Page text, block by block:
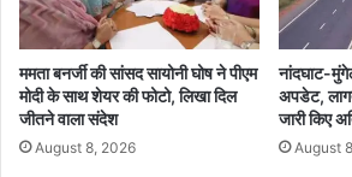
प
र
या
ट्रां
स
व
ह
न
क
र
ते
ममता बनर्जी की सांसद सायोनी घोष ने पीएम
मोदी के साथ शेयर की फोटो, लिखा दिल
जीतने वाला संदेश
August 8, 2026
नांदघाट-
अपडेट,
जारी किए
August